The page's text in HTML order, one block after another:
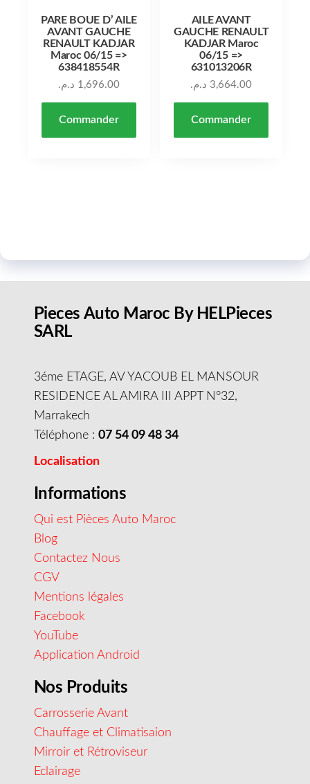
PARE BOUE D’ AILE
AVANT GAUCHE
RENAULT KADJAR
Maroc 06/15 =>
638418554R
1,696.00 د.م.
Commander
AILE AVANT
GAUCHE RENAULT
KADJAR Maroc
06/15 =>
631013206R
3,664.00 د.م.
Commander
Pieces Auto Maroc By HELPieces
SARL
3éme ETAGE, AV YACOUB EL MANSOUR
RESIDENCE AL AMIRA III APPT N°32,
Marrakech
Téléphone : 07 54 09 48 34
Localisation
Informations
Qui est Pièces Auto Maroc
Blog
Contactez Nous
CGV
Mentions légales
Facebook
YouTube
Application Android
Nos Produits
Carrosserie Avant
Chauffage et Climatisaion
Mirroir et Rétroviseur
Eclairage